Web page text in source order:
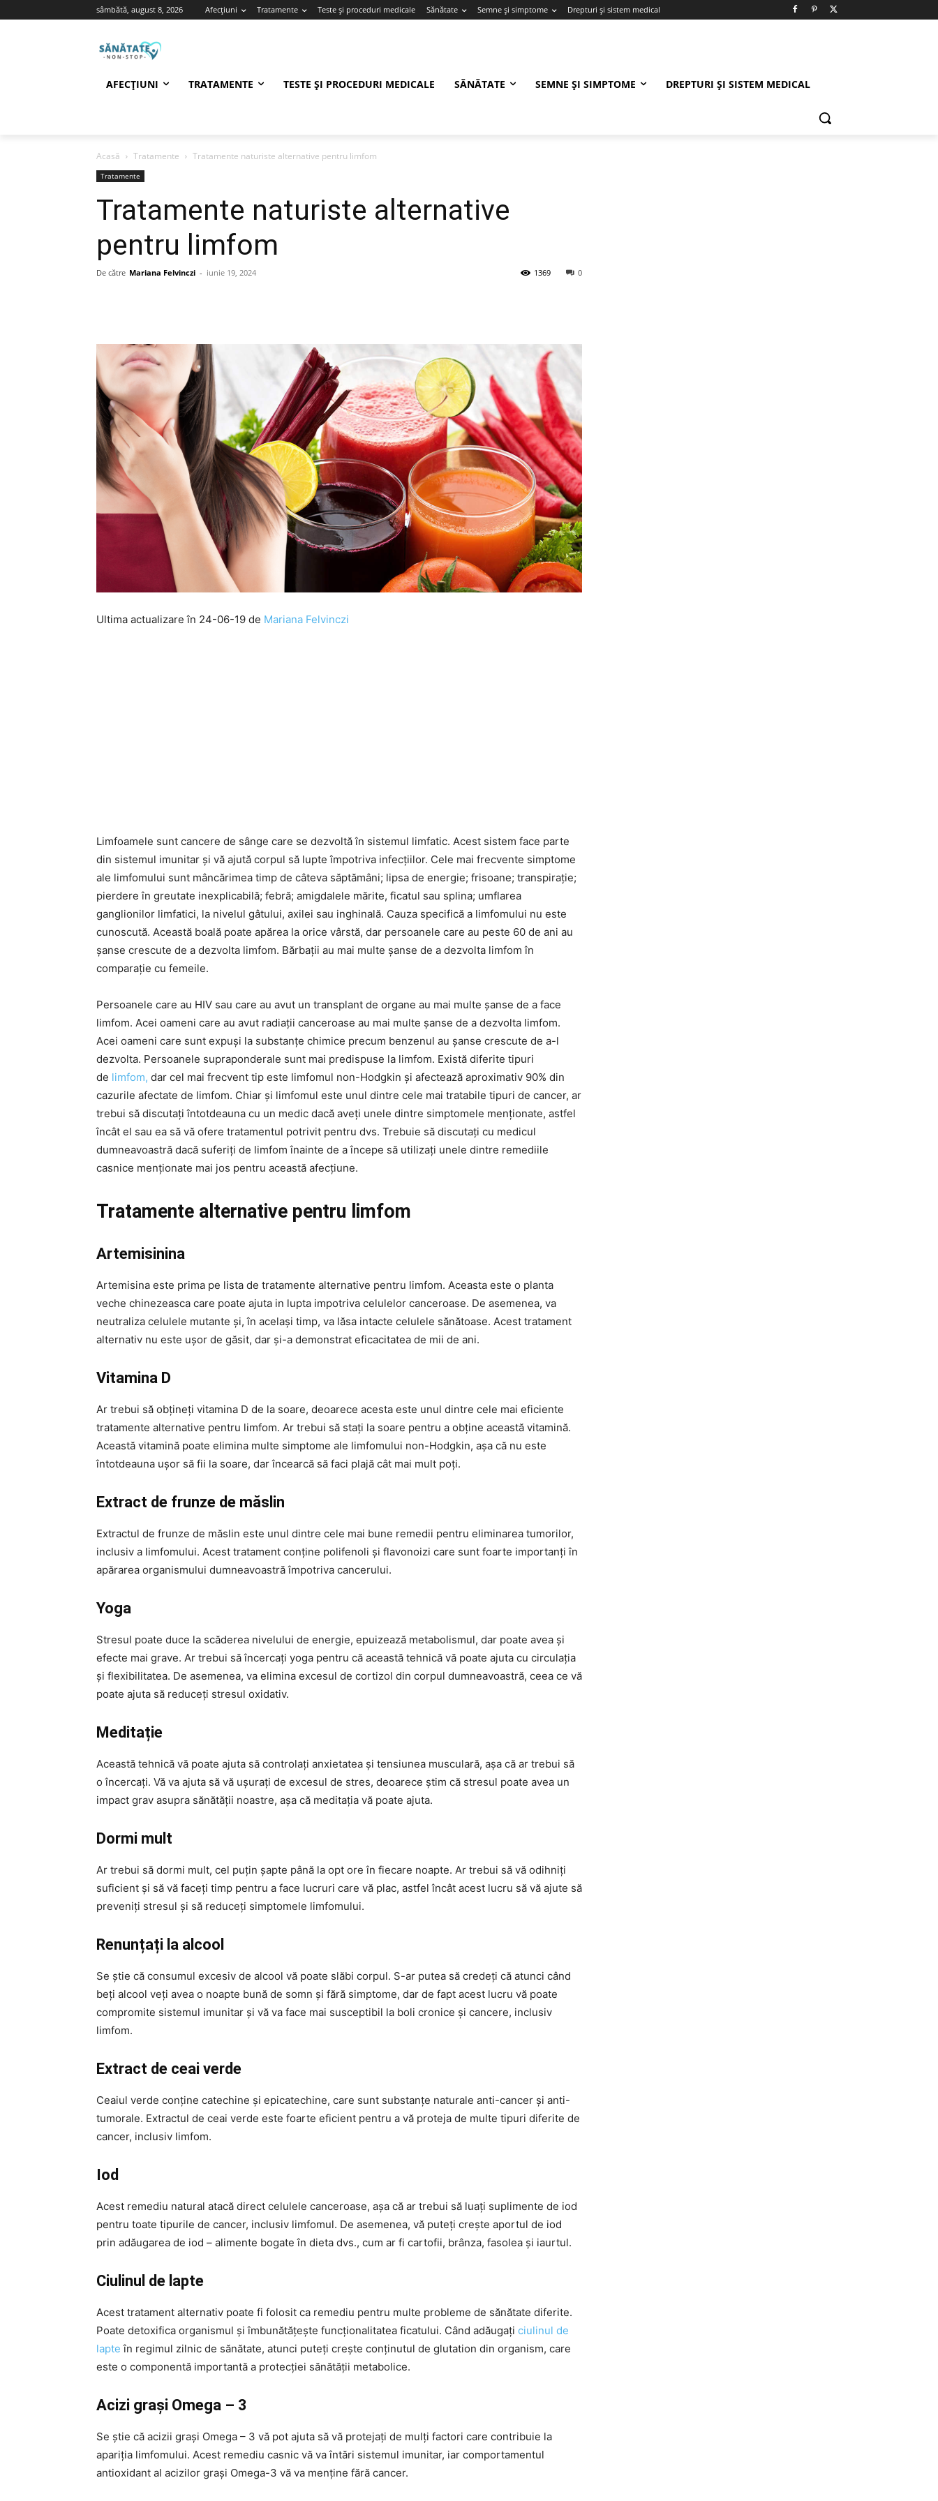
sâmbătă, august 8, 2026 Afecțiuni Tratamente Teste și proceduri medicale Sănătate Semne și simptome Drepturi și sistem medical
AFECȚIUNI TRATAMENTE TESTE ȘI PROCEDURI MEDICALE SĂNĂTATE SEMNE ȘI SIMPTOME DREPTURI ȘI SISTEM MEDICAL
Acasă Tratamente Tratamente naturiste alternative pentru limfom
Tratamente
Tratamente naturiste alternative
pentru limfom
De către Mariana Felvinczi - iunie 19, 2024 0
1369
Ultima actualizare în 24-06-19 de Mariana Felvinczi
Limfoamele sunt cancere de sânge care se dezvoltă în sistemul limfatic. Acest sistem face parte
din sistemul imunitar și vă ajută corpul să lupte împotriva infecțiilor. Cele mai frecvente simptome
ale limfomului sunt mâncărimea timp de câteva săptămâni; lipsa de energie; frisoane; transpiraţie;
pierdere în greutate inexplicabilă; febră; amigdalele mărite, ficatul sau splina; umflarea
ganglionilor limfatici, la nivelul gâtului, axilei sau inghinală. Cauza specifică a limfomului nu este
cunoscută. Această boală poate apărea la orice vârstă, dar persoanele care au peste 60 de ani au
șanse crescute de a dezvolta limfom. Bărbații au mai multe șanse de a dezvolta limfom în
comparație cu femeile.
Persoanele care au HIV sau care au avut un transplant de organe au mai multe șanse de a face
limfom. Acei oameni care au avut radiații canceroase au mai multe șanse de a dezvolta limfom.
Acei oameni care sunt expuși la substanțe chimice precum benzenul au șanse crescute de a-l
dezvolta. Persoanele supraponderale sunt mai predispuse la limfom. Există diferite tipuri
de limfom, dar cel mai frecvent tip este limfomul non-Hodgkin și afectează aproximativ 90% din
cazurile afectate de limfom. Chiar și limfomul este unul dintre cele mai tratabile tipuri de cancer, ar
trebui să discutați întotdeauna cu un medic dacă aveți unele dintre simptomele menționate, astfel
încât el sau ea să vă ofere tratamentul potrivit pentru dvs. Trebuie să discutați cu medicul
dumneavoastră dacă suferiți de limfom înainte de a începe să utilizați unele dintre remediile
casnice menționate mai jos pentru această afecțiune.
Tratamente alternative pentru limfom
Artemisinina
Artemisina este prima pe lista de tratamente alternative pentru limfom. Aceasta este o planta
veche chinezeasca care poate ajuta in lupta impotriva celulelor canceroase. De asemenea, va
neutraliza celulele mutante și, în același timp, va lăsa intacte celulele sănătoase. Acest tratament
alternativ nu este ușor de găsit, dar și-a demonstrat eficacitatea de mii de ani.
Vitamina D
Ar trebui să obțineți vitamina D de la soare, deoarece acesta este unul dintre cele mai eficiente
tratamente alternative pentru limfom. Ar trebui să stați la soare pentru a obține această vitamină.
Această vitamină poate elimina multe simptome ale limfomului non-Hodgkin, așa că nu este
întotdeauna ușor să fii la soare, dar încearcă să faci plajă cât mai mult poți.
Extract de frunze de măslin
Extractul de frunze de măslin este unul dintre cele mai bune remedii pentru eliminarea tumorilor,
inclusiv a limfomului. Acest tratament conține polifenoli și flavonoizi care sunt foarte importanți în
apărarea organismului dumneavoastră împotriva cancerului.
Yoga
Stresul poate duce la scăderea nivelului de energie, epuizează metabolismul, dar poate avea și
efecte mai grave. Ar trebui să încercați yoga pentru că această tehnică vă poate ajuta cu circulația
și flexibilitatea. De asemenea, va elimina excesul de cortizol din corpul dumneavoastră, ceea ce vă
poate ajuta să reduceți stresul oxidativ.
Meditație
Această tehnică vă poate ajuta să controlați anxietatea și tensiunea musculară, așa că ar trebui să
o încercați. Vă va ajuta să vă ușurați de excesul de stres, deoarece știm că stresul poate avea un
impact grav asupra sănătății noastre, așa că meditația vă poate ajuta.
Dormi mult
Ar trebui să dormi mult, cel puțin șapte până la opt ore în fiecare noapte. Ar trebui să vă odihniți
suficient și să vă faceți timp pentru a face lucruri care vă plac, astfel încât acest lucru să vă ajute să
preveniți stresul și să reduceți simptomele limfomului.
Renunțați la alcool
Se știe că consumul excesiv de alcool vă poate slăbi corpul. S-ar putea să credeți că atunci când
beți alcool veți avea o noapte bună de somn și fără simptome, dar de fapt acest lucru vă poate
compromite sistemul imunitar și vă va face mai susceptibil la boli cronice și cancere, inclusiv
limfom.
Extract de ceai verde
Ceaiul verde conține catechine și epicatechine, care sunt substanțe naturale anti-cancer și anti-
tumorale. Extractul de ceai verde este foarte eficient pentru a vă proteja de multe tipuri diferite de
cancer, inclusiv limfom.
Iod
Acest remediu natural atacă direct celulele canceroase, așa că ar trebui să luați suplimente de iod
pentru toate tipurile de cancer, inclusiv limfomul. De asemenea, vă puteți crește aportul de iod
prin adăugarea de iod – alimente bogate în dieta dvs., cum ar fi cartofii, brânza, fasolea și iaurtul.
Ciulinul de lapte
Acest tratament alternativ poate fi folosit ca remediu pentru multe probleme de sănătate diferite.
Poate detoxifica organismul și îmbunătățește funcționalitatea ficatului. Când adăugați ciulinul de
lapte în regimul zilnic de sănătate, atunci puteți crește conținutul de glutation din organism, care
este o componentă importantă a protecției sănătății metabolice.
Acizi grași Omega – 3
Se știe că acizii grași Omega – 3 vă pot ajuta să vă protejați de mulți factori care contribuie la
apariția limfomului. Acest remediu casnic vă va întări sistemul imunitar, iar comportamentul
antioxidant al acizilor grași Omega-3 vă va menține fără cancer.